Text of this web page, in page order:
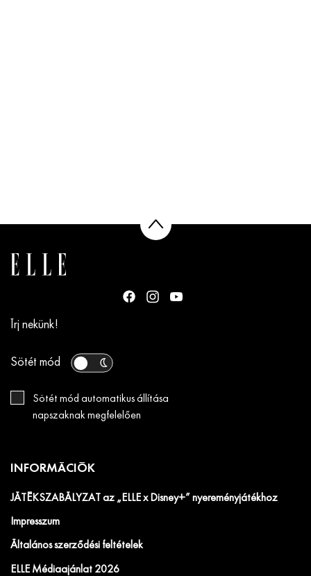
Írj nekünk!
Sötét mód
Sötét mód automatikus állítása
napszaknak megfelelően
INFORMÁCIÓK
JÁTÉKSZABÁLYZAT az „ELLE x Disney+” nyereményjátékhoz
Impresszum
Általános szerződési feltételek
ELLE Médiaajánlat 2026